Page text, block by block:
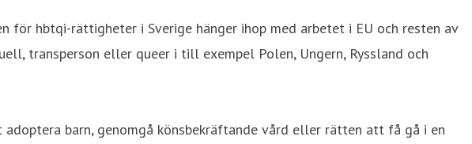
för hbtqi-rättigheter i Sverige hänger ihop med arbetet i EU och resten av
transperson eller queer i till exempel Polen, Ungern, Ryssland och
barn, genomgå könsbekräftande vård eller rätten att få gå i en